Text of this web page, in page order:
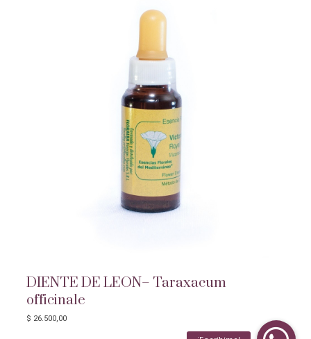
DIENTE DE LEON– Taraxacum
officinale
$ 26.500,00